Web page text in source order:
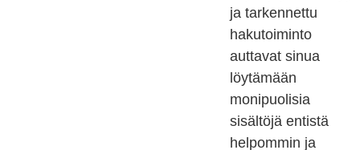
ja tarkennettu
hakutoiminto
auttavat sinua
löytämään
monipuolisia
sisältöjä entistä
helpommin ja